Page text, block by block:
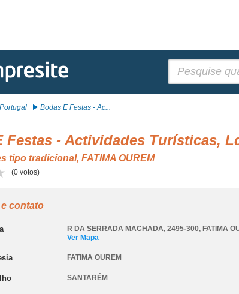
Bodas E Festas - Ac...
Festas - Actividades Turísticas,
tipo tradicional, FATIMA OUREM
(0 votos)
contato
R DA SERRADA MACHADA, 2495-300, FATIMA
Ver Mapa
FATIMA OUREM
SANTARÉM